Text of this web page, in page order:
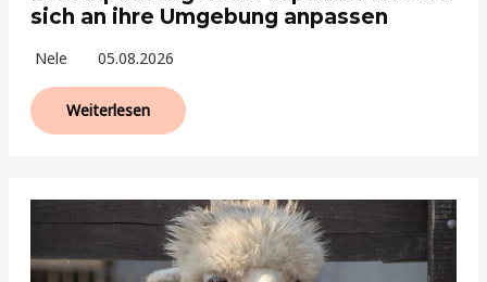
sich an ihre Umgebung anpassen
Nele 05.08.2026
Weiterlesen